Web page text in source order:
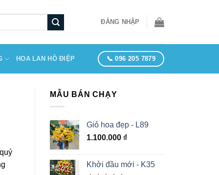
ĐĂNG NHẬP
HOA LAN HỒ ĐIỆP 📞 096 205 7879
MẪU BÁN CHẠY
Giỏ hoa đẹp - L89
1.100.000 ₫
Khởi đầu mới - K35